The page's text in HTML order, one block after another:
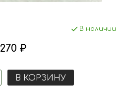
В наличии
270 ₽
В КОРЗИНУ